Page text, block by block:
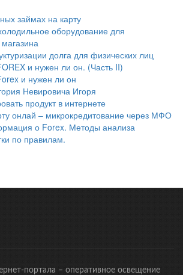
займах на карту
оборудование для
магазина
долга для физических лиц
и нужен ли он. (Часть II)
и нужен ли он
Невировича Игоря
продукт в интернете
онлай – микрокредитование через МФО
о Forex. Методы анализа
по правилам.
портала – оперативное освещение